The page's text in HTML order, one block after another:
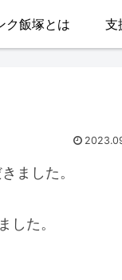
ク飯塚とは 支
ました。
した。